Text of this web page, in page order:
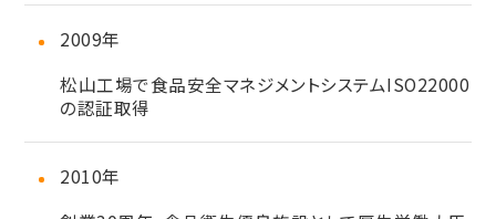
2009年
松山工場で食品安全マネジメントシステムISO22000
の認証取得
2010年